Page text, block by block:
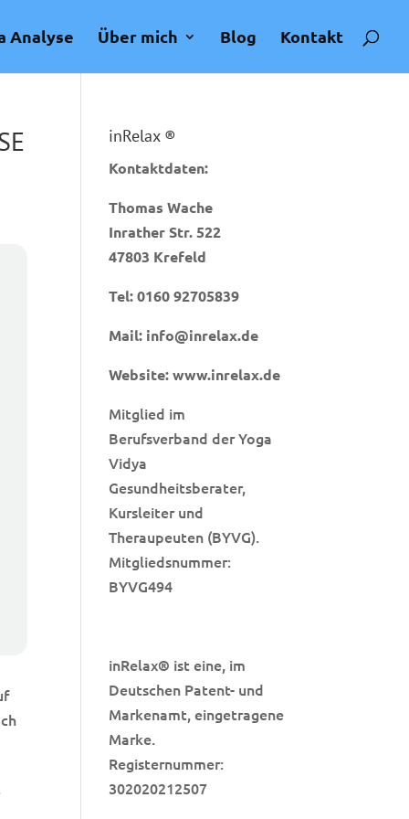
Analyse Über mich Blog Kontakt
inRelax ®
Kontaktdaten:
Thomas Wache
Inrather Str. 522
47803 Krefeld
Tel:0160 92705839
Mail: info@inrelax.de
Website:www.inrelax.de
Mitglied im
Berufsverband der Yoga
Vidya
Gesundheitsberater,
Kursleiter und
Theraupeuten (BYVG).
Mitgliedsnummer:
BYVG494
inRelax® ist eine, im
Deutschen Patent- und
Markenamt, eingetragene
Marke.
Registernummer:
302020212507